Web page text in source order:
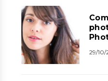
29/10/